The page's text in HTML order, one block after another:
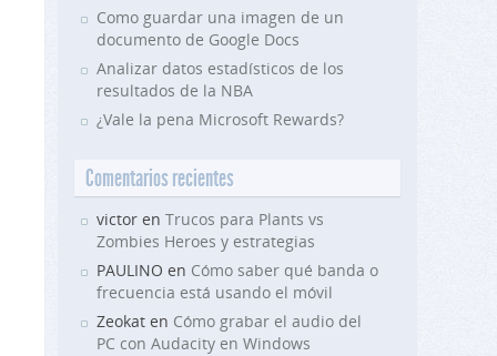
Como guardar una imagen de un
documento de Google Docs
Analizar datos estadísticos de los
resultados de la NBA
¿Vale la pena Microsoft Rewards?
Comentarios recientes
victor en Trucos para Plants vs
Zombies Heroes y estrategias
PAULINO en Cómo saber qué banda o
frecuencia está usando el móvil
Zeokat en Cómo grabar el audio del
PC con Audacity en Windows